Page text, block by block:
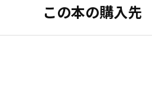
この本の購入先